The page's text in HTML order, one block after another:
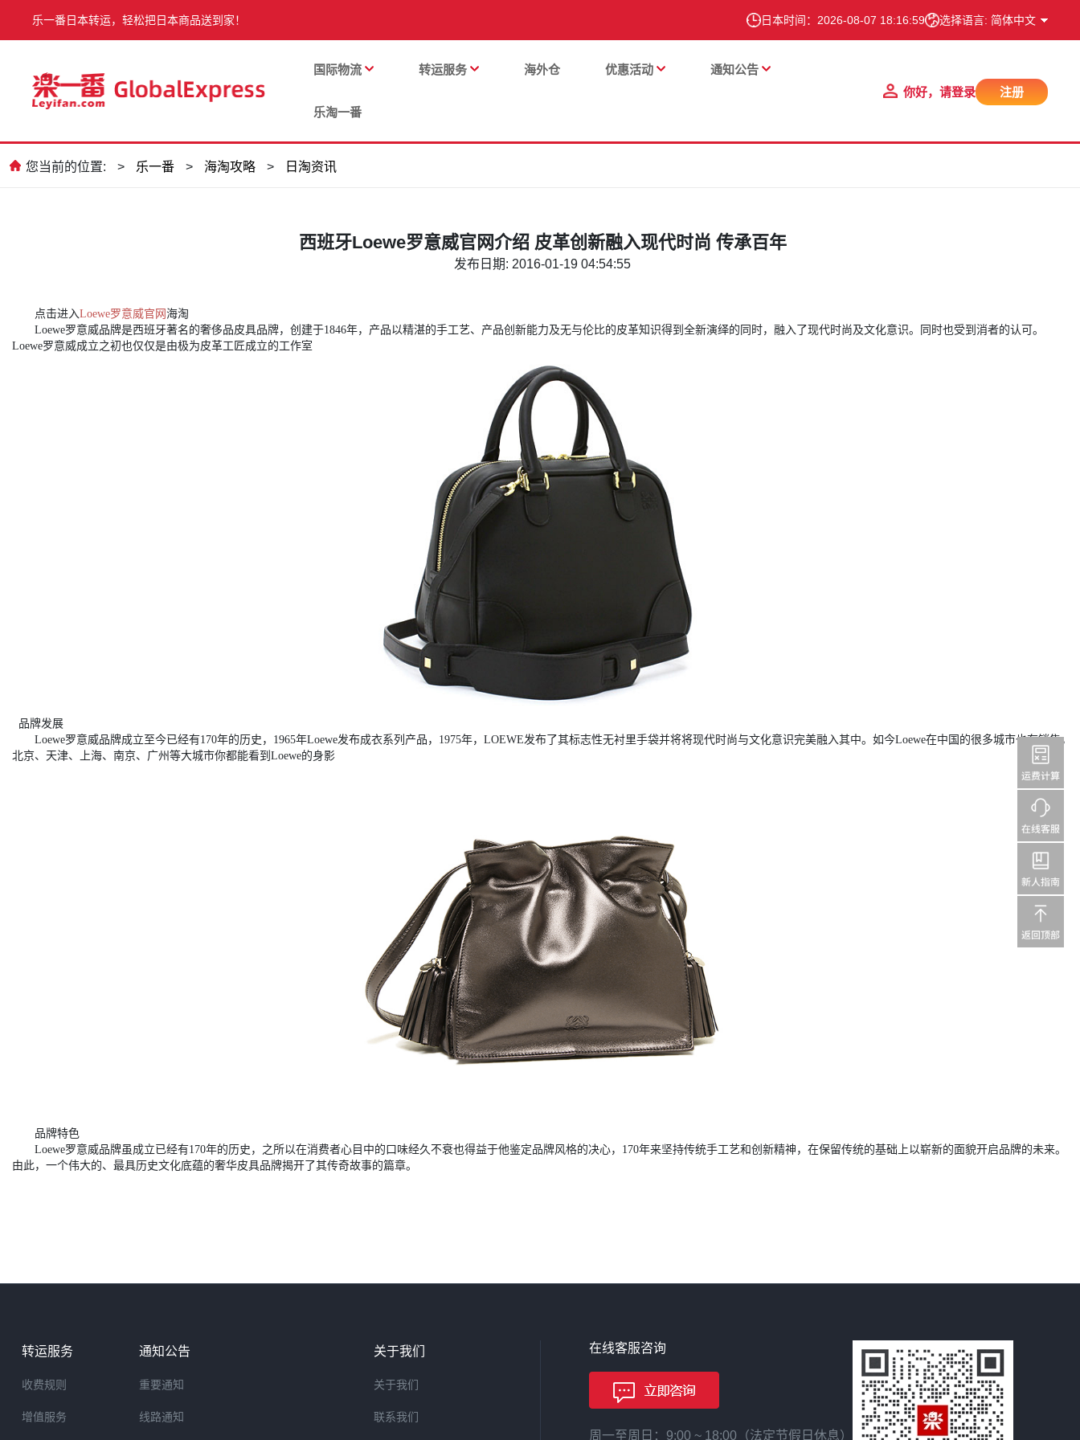
乐一番日本转运，轻松把日本商品送到家！ 日本时间： 2026-08-07 18:16:59 选择语言: 简体中文
国际物流 转运服务 海外仓 优惠活动 通知公告
乐淘一番
你好，请登录 注册
您当前的位置: > 乐一番 > 海淘攻略 > 日淘资讯
西班牙Loewe罗意威官网介绍 皮革创新融入现代时尚 传承百年
发布日期: 2016-01-19 04:54:55
点击进入Loewe罗意威官网 海淘
Loewe罗意威品牌是西班牙著名的奢侈品皮具品牌，创建于1846年，产品以精湛的手工艺、产品创新能力及无与伦比的皮革知识得到全新演绎的同时，融入了现代时尚及文化意识。同时也受到消者的认可。
Loewe罗意威成立之初也仅仅是由极为皮革工匠成立的工作室
品牌发展
Loewe罗意威品牌成立至今已经有170年的历史，1965年Loewe发布成衣系列产品，1975年，LOEWE发布了其标志性无衬里手袋并将将现代时尚与文化意识完美融入其中。如今Loewe在中国的很多城市也有销售，
北京、天津、上海、南京、广州等大城市你都能看到Loewe的身影
品牌特色
Loewe罗意威品牌虽成立已经有170年的历史，之所以在消费者心目中的口味经久不衰也得益于他鉴定品牌风格的决心，170年来坚持传统手工艺和创新精神，在保留传统的基础上以崭新的面貌开启品牌的未来。
由此，一个伟大的、最具历史文化底蕴的奢华皮具品牌揭开了其传奇故事的篇章。
转运服务
收费规则
增值服务
通知公告
重要通知
线路通知
关于我们
关于我们
联系我们
在线客服咨询
周一至周日：9:00 ~ 18:00（法定节假日休息）